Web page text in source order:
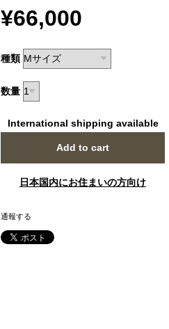
¥66,000
種類
数量
International shipping available
Add to cart
日本国内にお住まいの方向け
通報する